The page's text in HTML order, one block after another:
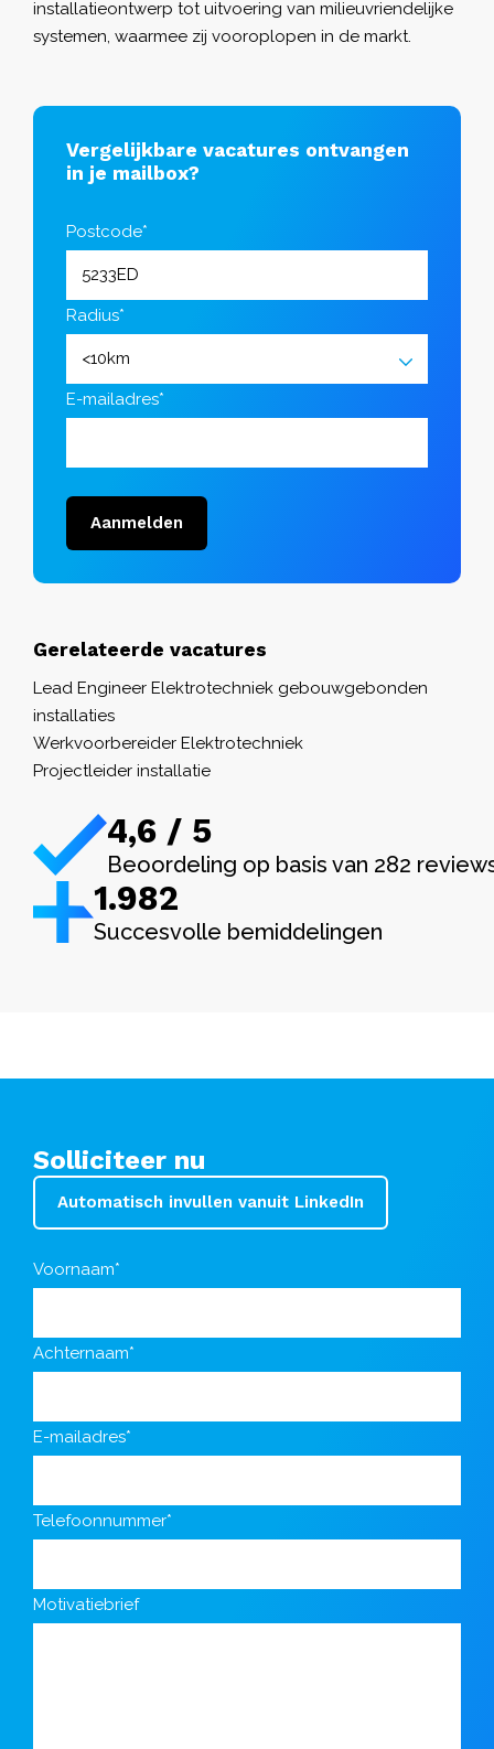
installatieontwerp tot uitvoering van milieuvriendelijke
systemen, waarmee zij vooroplopen in de markt.
Vergelijkbare vacatures ontvangen
in je mailbox?
Postcode*
Radius*
E-mailadres*
Aanmelden
Gerelateerde vacatures
Lead Engineer Elektrotechniek gebouwgebonden
installaties
Werkvoorbereider Elektrotechniek
Projectleider installatie
4,6 / 5
Beoordeling op basis van 282
1.982
Succesvolle bemiddelingen
Solliciteer nu
Automatisch invullen vanuit LinkedIn
Voornaam*
Achternaam*
E-mailadres*
Telefoonnummer*
Motivatiebrief